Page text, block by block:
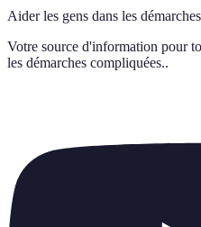
Aider les gens dans les
Votre source d'information pour
les démarches compliquées..